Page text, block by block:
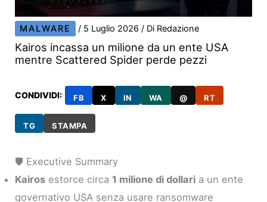
MALWARE / 5 Luglio 2026/ Di Redazione
Kairos incassa un milione da un ente USA
mentre Scattered Spider perde pezzi
CONDIVIDI: FB X IN WA @ RT
TG STAMPA
🛡️ Executive Summary
Kairos estorce circa 1 milione di dollari a un ente
governativo USA senza usare ransomware